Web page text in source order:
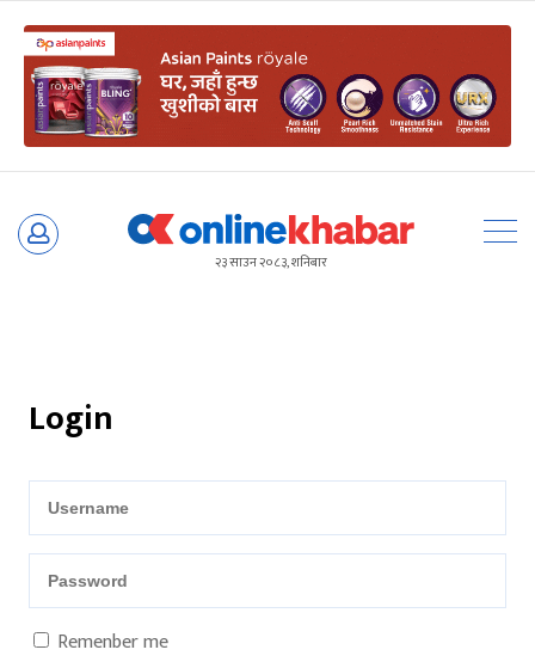
Skip
२३ साउन २०८३, शनिबार
Login
Remenber me